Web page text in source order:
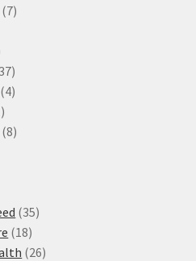
77
3737
produktů
44
11
produktů
88
3535
1818
produktů
2626